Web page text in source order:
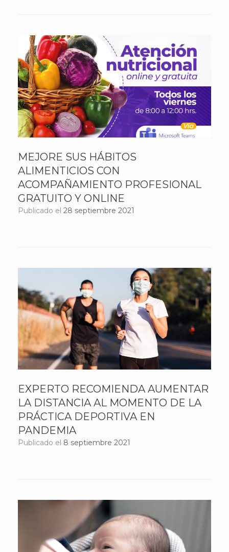
MEJORE SUS HÁBITOS
ALIMENTICIOS CON
ACOMPAÑAMIENTO PROFESIONAL
GRATUITO Y ONLINE
Publicado el 28 septiembre 2021
EXPERTO RECOMIENDA AUMENTAR
LA DISTANCIA AL MOMENTO DE LA
PRÁCTICA DEPORTIVA EN
PANDEMIA
Publicado el 8 septiembre 2021